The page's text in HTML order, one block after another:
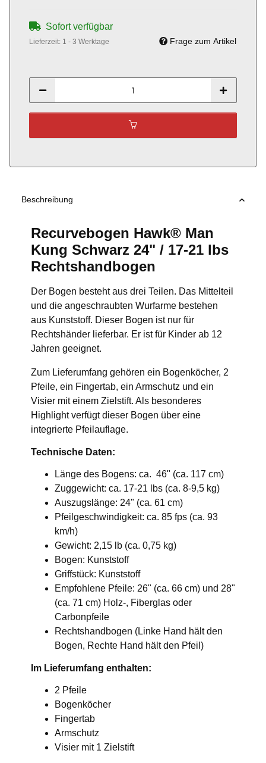
Sofort verfügbar
Lieferzeit: 1 - 3 Werktage Frage zum Artikel
Beschreibung
Recurvebogen Hawk® Man
Kung Schwarz 24" / 17-21 lbs
Rechtshandbogen
Der Bogen besteht aus drei Teilen. Das Mittelteil
und die angeschraubten Wurfarme bestehen
aus Kunststoff. Dieser Bogen ist nur für
Rechtshänder lieferbar. Er ist für Kinder ab 12
Jahren geeignet.
Zum Lieferumfang gehören ein Bogenköcher, 2
Pfeile, ein Fingertab, ein Armschutz und ein
Visier mit einem Zielstift. Als besonderes
Highlight verfügt dieser Bogen über eine
integrierte Pfeilauflage.
Technische Daten:
Länge des Bogens: ca. 46" (ca. 117 cm)
Zuggewicht: ca. 17-21 lbs (ca. 8-9,5 kg)
Auszugslänge: 24" (ca. 61 cm)
Pfeilgeschwindigkeit: ca. 85 fps (ca. 93
km/h)
Gewicht: 2,15 lb (ca. 0,75 kg)
Bogen: Kunststoff
Griffstück: Kunststoff
Empfohlene Pfeile: 26" (ca. 66 cm) und 28"
(ca. 71 cm) Holz-, Fiberglas oder
Carbonpfeile
Rechtshandbogen (Linke Hand hält den
Bogen, Rechte Hand hält den Pfeil)
Im Lieferumfang enthalten:
2 Pfeile
Bogenköcher
Fingertab
Armschutz
Visier mit 1 Zielstift